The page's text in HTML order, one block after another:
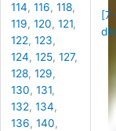
114,116,118,
119,120,121,
122,123,
124,125,127,
128,129,
130,131,
132,134,
136,140,
[7